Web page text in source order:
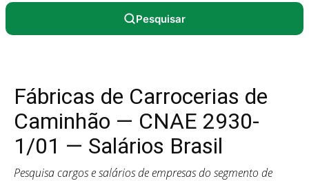
Pesquisar
Fábricas de Carrocerias de
Caminhão — CNAE 2930-
1/01 — Salários Brasil
Pesquisa cargos e salários de empresas do segmento de